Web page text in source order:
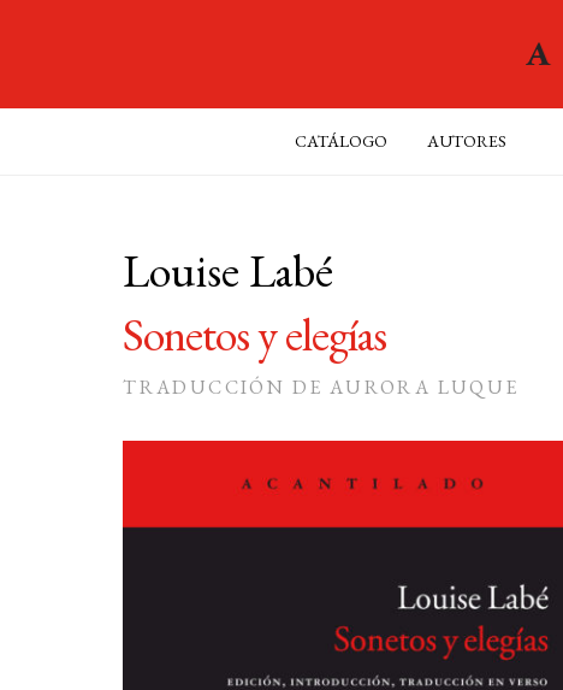
CATÁLOGO AUTORES
Louise Labé
Sonetos y elegías
TRADUCCIÓN DE AURORA LUQUE